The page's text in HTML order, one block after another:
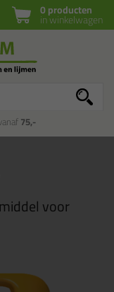
0 producten
in winkelwagen
75,-
voor